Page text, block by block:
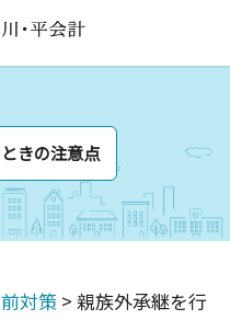
きの注意点
対策 > 親族外承継を行